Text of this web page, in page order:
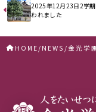
2025年12月23日2学
われました
HOME NEWS 金光学